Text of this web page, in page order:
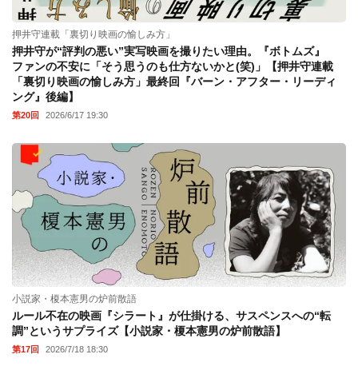
押井守連載「裏切り映画の愉しみ方」
押井守が“評判の悪い”実写映画を撮りたい理由。『ボトムズ』
ファンの不安に「そう思うのも仕方ないかと(笑)」【押井守連載
「裏切り映画の愉しみ方」最終回『バーン・アフター・リーディ
ング』後編】
第20回 2026/6/17 19:30
小説家・榎本憲男の炉前散語
ルール不在の映画『シラート』が仕掛ける、サスペンスへの“転
調”というサプライズ【小説家・榎本憲男の炉前散語】
第17回 2026/7/18 18:30